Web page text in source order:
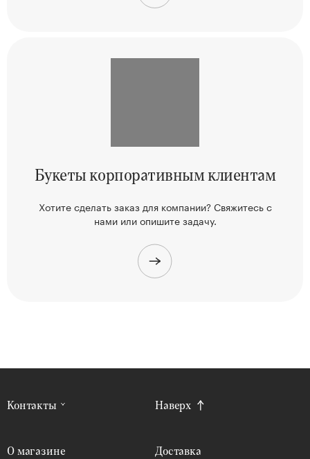
Букеты корпоративным клиентам
Хотите сделать заказ для компании? Свяжитесьс
нами или опишите задачу.
Контакты
О магазине
Доставка
Наверх